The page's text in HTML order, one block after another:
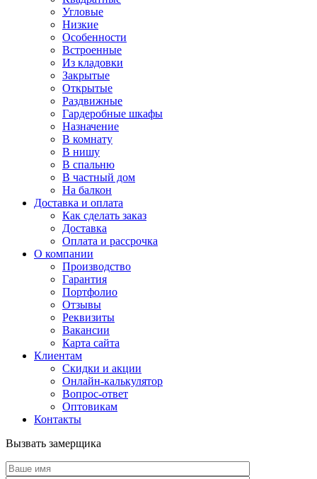
Угловые
Низкие
Особенности
Встроенные
Из кладовки
Закрытые
Открытые
Раздвижные
Гардеробные шкафы
Назначение
В комнату
В нишу
В спальню
В частный дом
На балкон
Доставка и оплата
Как сделать заказ
Доставка
Оплата и рассрочка
О компании
Производство
Гарантия
Портфолио
Отзывы
Реквизиты
Вакансии
Карта сайта
Клиентам
Скидки и акции
Онлайн-калькулятор
Вопрос-ответ
Оптовикам
Контакты
Вызвать замерщика